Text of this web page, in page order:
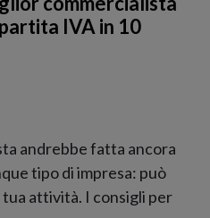
IVA in 10
andrebbe fatta ancora
tipo di impresa: può
attività. I consigli per